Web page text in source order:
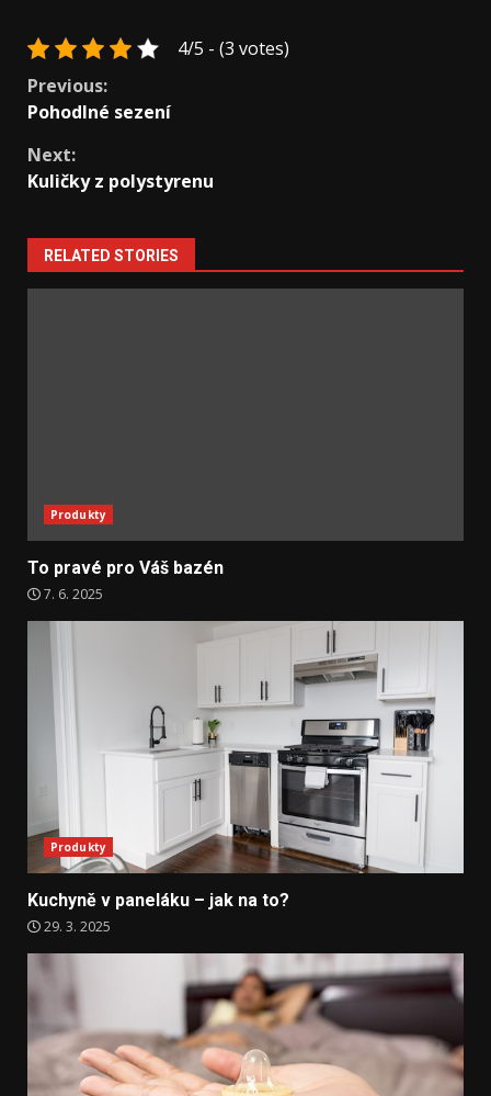
4/5 - (3 votes)
Continue
Previous:
Pohodlné sezení
Next:
Kuličky z polystyrenu
RELATED STORIES
Produkty
To pravé pro Váš bazén
7. 6. 2025
Produkty
Kuchyně v paneláku – jak na to?
29. 3. 2025